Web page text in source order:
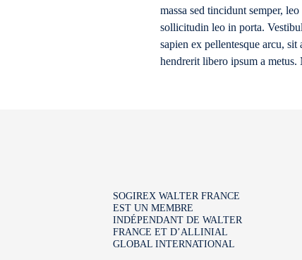
massa sed tincidunt semper,
sollicitudin leo in porta.
sapien ex pellentesque arcu,
hendrerit libero ipsum a
SOGIREX WALTER FRANCE
EST UN MEMBRE
INDÉPENDANT DE WALTER
FRANCE ET D’ALLINIAL
GLOBAL INTERNATIONAL